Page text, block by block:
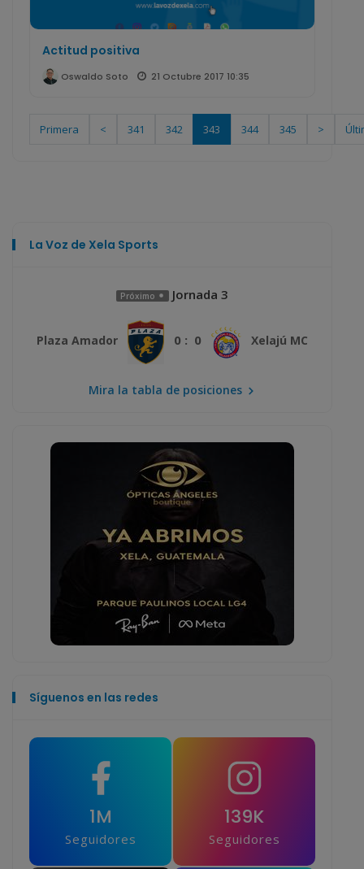
Actitud positiva
Oswaldo Soto 21 Octubre 2017 10:35
Primera < 341 342 343 344 345 >
La Voz de Xela Sports
Próximo Jornada 3
Plaza Amador 0 : 0 Xelajú MC
Mira la tabla de posiciones
Síguenos en las redes
1M
Seguidores
139K
Seguidores